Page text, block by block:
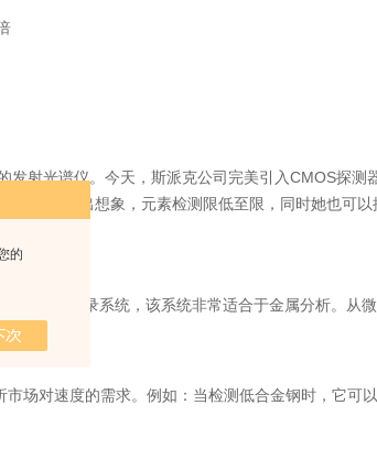
的
射光谱仪。今天，斯派克公司完美引入CMOS探测
析速度超出想象，元素检测限低至限，同时她也可
探测器的记录系统，该系统非常适合于金属分析。从
场对速度的需求。例如：当检测低合金钢时，它可